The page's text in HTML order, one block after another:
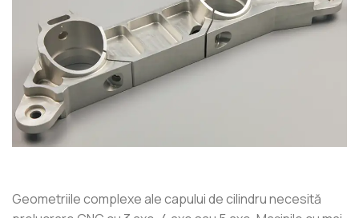
Geometriile complexe ale capului de cilindru necesită